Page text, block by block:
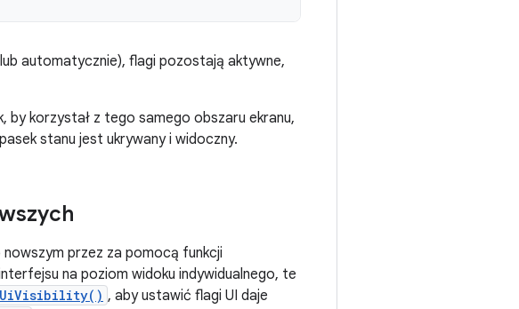
automatycznie), flagi pozostają aktywne,
by korzystał z tego samego obszaru ekranu,
stanu jest ukrywany i widoczny.
nowszym przez za pomocą funkcji
na poziom widoku indywidualnego, te
, aby ustawić flagi UI daje